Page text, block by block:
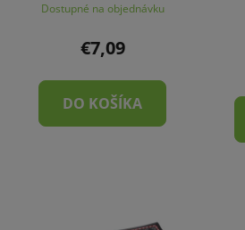
Dostupné na objednávku
€7,09
DO KOŠÍKA